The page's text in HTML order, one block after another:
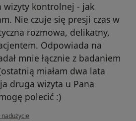
wizyty kontrolnej - jak
Nie czuje się presji czas w
rozmowa, delikatny,
Odpowiada na
mnie łącznie z badaniem
miałam dwa lata
druga wizyta u Pana
polecić :)
użytkownika Konto zostało usunięte
nadużycie